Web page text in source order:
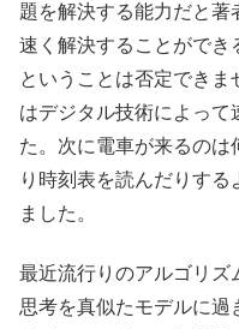
題を解決する能力だと著
速く解決することができ
ということは否定できま
はデジタル技術によって
た。次に電車が来るのは
り時刻表を読んだりする
ました。
最近流行りのアルゴリズ
思考を真似たモデルに過